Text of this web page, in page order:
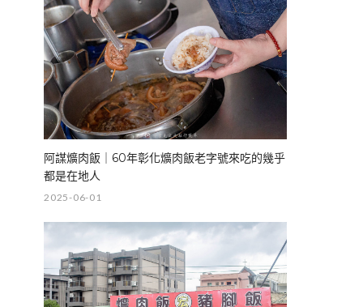
阿謀爌肉飯｜60年彰化爌肉飯老字號來吃的幾乎
都是在地人
2025-06-01